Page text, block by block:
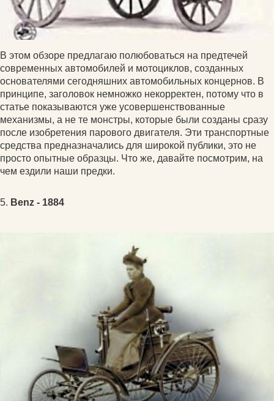
В этом обзоре предлагаю полюбоваться на предтечей
современных автомобилей и мотоциклов, созданных
основателями сегодняшних автомобильных концернов. В
принципе, заголовок немножко некорректен, потому что в
статье показываются уже усовершенствованные
механизмы, а не те монстры, которые были созданы сразу
после изобретения парового двигателя. Эти транспортные
средства предназначались для широкой публики, это не
просто опытные образцы. Что же, давайте посмотрим, на
чем ездили наши предки.
5. Benz - 1884